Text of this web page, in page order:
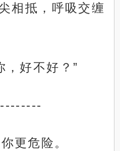
相抵，呼吸交缠
，好不好？”
更危险。